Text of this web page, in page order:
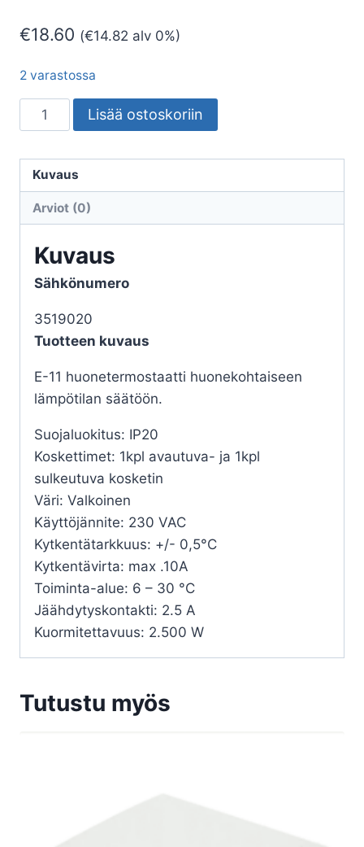
€18.60 (€14.82 alv 0%)
2 varastossa
11
230VAC
määrä
Lisää ostoskoriin
Kuvaus
Arviot (0)
Kuvaus
Sähkönumero
3519020
Tuotteen kuvaus
E-11 huonetermostaatti huonekohtaiseen
lämpötilan säätöön.
Suojaluokitus: IP20
Koskettimet: 1kpl avautuva- ja 1kpl
sulkeutuva kosketin
Väri: Valkoinen
Käyttöjännite: 230 VAC
Kytkentätarkkuus: +/- 0,5°C
Kytkentävirta: max .10A
Toiminta-alue: 6 – 30 °C
Jäähdytyskontakti: 2.5 A
Kuormitettavuus: 2.500 W
Tutustu myös